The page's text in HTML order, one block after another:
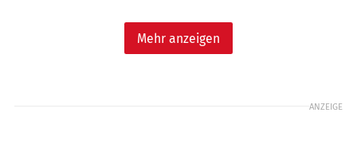
Mehr anzeigen
ANZEIGE